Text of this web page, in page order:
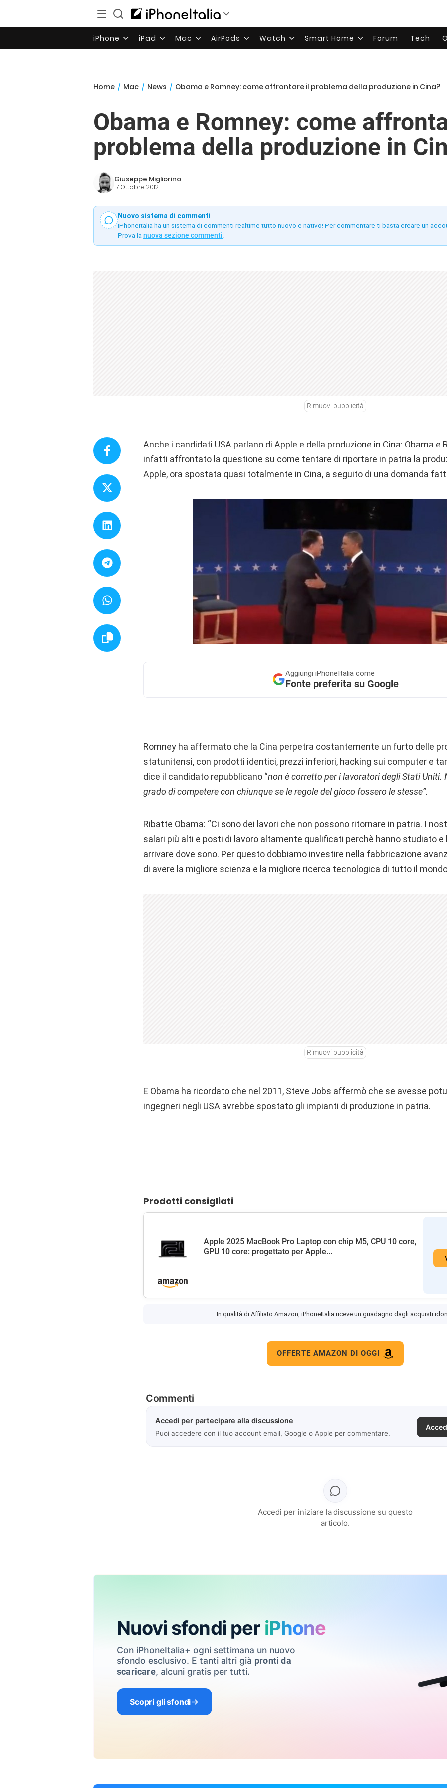
iPhone iPad Mac AirPods Watch Smart Home Forum Tech
Home / Mac / News / Obama e Romney: come affrontare il problema della produzione in Cina?
Obama e Romney: come
problema della produzione in
Giuseppe Migliorino
17 Ottobre 2012
Nuovo sistema di commenti
iPhoneItalia ha un sistema di commenti realtime tutto nuovo e nativo! Per commentare ti basta creare un
Prova la nuova sezione commenti!
Rimuovi pubblicità
Anche i candidati USA parlano di Apple e della produzione in Cina: Obama e
infatti affrontato la questione su come tentare di riportare in patria la
Apple, ora spostata quasi totalmente in Cina, a seguito di una domanda
Aggiungi iPhoneItalia come
Fonte preferita su Google
Romney ha affermato che la Cina perpetra costantemente un furto delle
statunitensi, con prodotti identici, prezzi inferiori, hacking sui computer e
dice il candidato repubblicano “non è corretto per i lavoratori degli Stati Uniti.
grado di competere con chiunque se le regole del gioco fossero le stesse”.
Ribatte Obama: “Ci sono dei lavori che non possono ritornare in patria. I
salari più alti e posti di lavoro altamente qualificati perchè hanno studiato e
arrivare dove sono. Per questo dobbiamo investire nella fabbricazione
di avere la migliore scienza e la migliore ricerca tecnologica di tutto il
Rimuovi pubblicità
E Obama ha ricordato che nel 2011, Steve Jobs affermò che se avesse
ingegneri negli USA avrebbe spostato gli impianti di produzione in patria.
Prodotti consigliati
Apple 2025 MacBook Pro Laptop con chip M5, CPU 10 core,
GPU 10 core: progettato per Apple...
In qualità di Affiliato Amazon, iPhoneItalia riceve un guadagno dagli acquisti
OFFERTE AMAZON DI OGGI
Commenti
Accedi per partecipare alla discussione
Puoi accedere con il tuo account email, Google o Apple per commentare.
Accedi per iniziare la discussione su questo
articolo.
Nuovi sfondi per iPhone
Con iPhoneItalia+ ogni settimana un nuovo
sfondo esclusivo. E tanti altri già pronti da
scaricare, alcuni gratis per tutti.
Scopri gli sfondi